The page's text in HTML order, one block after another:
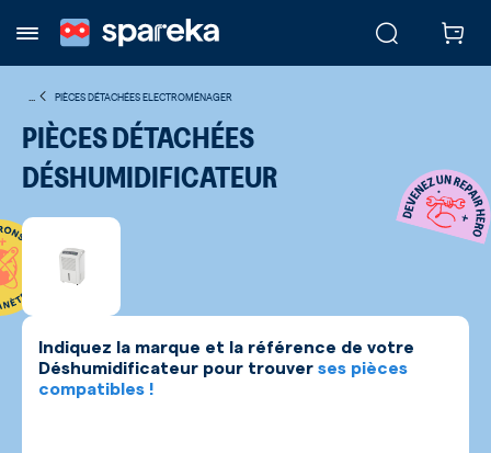
PIÈCES DÉTACHÉES ELECTROMÉNAGER
PIÈCES DÉTACHÉES
DÉSHUMIDIFICATEUR
Indiquez la marque et la référence de votre
Déshumidificateur pour trouver ses pièces
compatibles !